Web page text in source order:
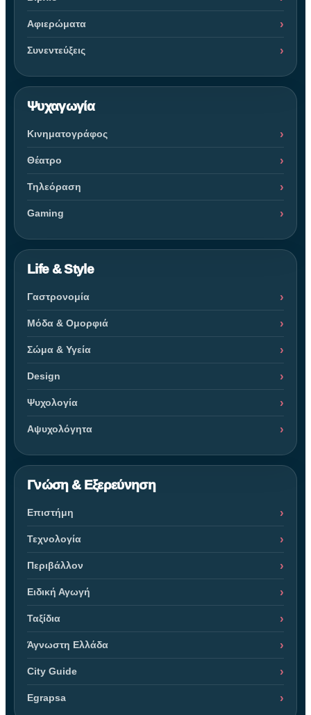
Αφιερώματα
Συνεντεύξεις
Ψυχαγωγία
Κινηματογράφος
Θέατρο
Τηλεόραση
Gaming
Life & Style
Γαστρονομία
Μόδα & Ομορφιά
Σώμα & Υγεία
Design
Ψυχολογία
Αψυχολόγητα
Γνώση & Εξερεύνηση
Επιστήμη
Τεχνολογία
Περιβάλλον
Ειδική Αγωγή
Ταξίδια
Άγνωστη Ελλάδα
City Guide
Egrapsa